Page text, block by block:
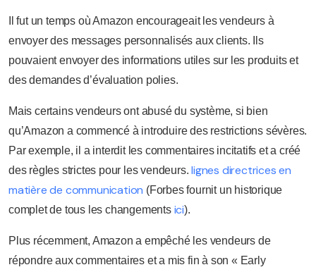
Il fut un temps où Amazon encourageait les vendeurs à
envoyer des messages personnalisés aux clients. Ils
pouvaient envoyer des informations utiles sur les produits et
des demandes d’évaluation polies.
Mais certains vendeurs ont abusé du système, si bien
qu’Amazon a commencé à introduire des restrictions sévères.
Par exemple, il a interdit les commentaires incitatifs et a créé
des règles strictes pour les vendeurs.lignes directrices en
matière de communication (Forbes fournit un historique
complet de tous les changements ici).
Plus récemment, Amazon a empêché les vendeurs de
répondre aux commentaires et a mis fin à son « Early